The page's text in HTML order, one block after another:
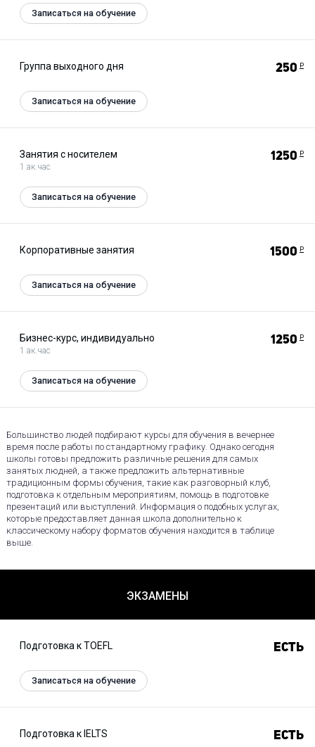
Записаться на обучение
Группа выходного дня 250 Р
Записаться на обучение
Занятия с носителем
1 ак.час
1250 Р
Записаться на обучение
Корпоративные занятия 1500 Р
Записаться на обучение
Бизнес-курс, индивидуально
1 ак.час
1250 Р
Записаться на обучение
Большинство людей подбирают курсы для обучения в вечернее
время после работы по стандартному графику. Однако сегодня
школы готовы предложить различные решения для самых
занятых людней, а также предложить альтернативные
традиционным формы обучения, такие как разговорный клуб,
подготовка к отдельным мероприятиям, помощь в подготовке
презентаций или выступлений. Информация о подобных услугах,
которые предоставляет данная школа дополнительно к
классическому набору форматов обучения находится в таблице
выше.
ЭКЗАМЕНЫ
Подготовка к TOEFL Есть
Записаться на обучение
Подготовка к IELTS Есть